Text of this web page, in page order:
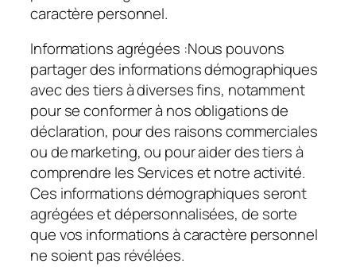
caractère personnel.
Informations agrégées :Nous pouvons
partager des informations démographiques
avec des tiers à diverses fins, notamment
pour se conformer à nos obligations de
déclaration, pour des raisons commerciales
ou de marketing, ou pour aider des tiers à
comprendre les Services et notre activité.
Ces informations démographiques seront
agrégées et dépersonnalisées, de sorte
que vos informations à caractère personnel
ne soient pas révélées.